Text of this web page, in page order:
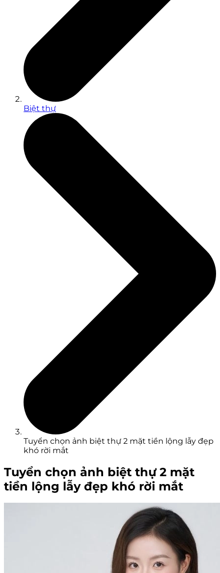
Biệt thự
Tuyển chọn ảnh biệt thự 2 mặt tiền lộng lẫy đẹp
khó rời mắt
Tuyển chọn ảnh biệt thự 2 mặt
tiền lộng lẫy đẹp khó rời mắt